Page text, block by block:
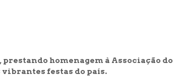
homenagem à Associação do
vibrantes festas do país.